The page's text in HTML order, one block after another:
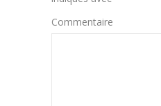
Commentaire